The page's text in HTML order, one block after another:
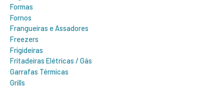
Formas
Fornos
Frangueiras e Assadores
Freezers
Frigideiras
Fritadeiras Elétricas / Gás
Garrafas Térmicas
Grills